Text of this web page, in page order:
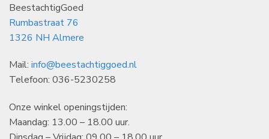
BeestachtigGoed
Rumbastraat 76
1326 NH Almere
Mail: info@beestachtiggoed.nl
Telefoon: 036-5230258
Onze winkel openingstijden:
Maandag: 13.00 – 18.00 uur.